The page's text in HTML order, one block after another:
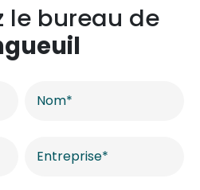
le bureau de